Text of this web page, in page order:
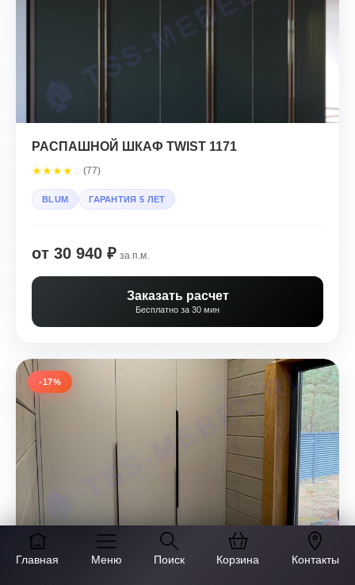
Главная Меню Поиск Корзина Контакты
РАСПАШНОЙ ШКАФ TWIST 1171
★★★★ (77)
BLUM ГАРАНТИЯ 5 ЛЕТ
от 30 940 ₽ за п.м.
Заказать расчет
Бесплатно за 30 мин
-17%
ШКАФ КАШЕМИР ШК-60989